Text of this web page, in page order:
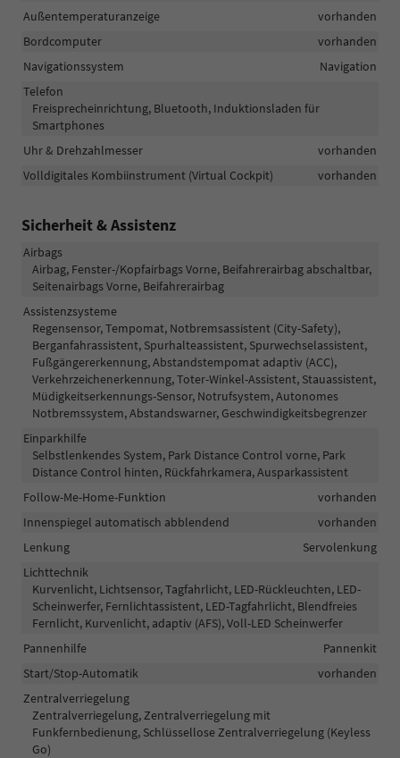
Außentemperaturanzeige
vorhanden
Bordcomputer
vorhanden
Navigationssystem
Navigation
Telefon
Freisprecheinrichtung, Bluetooth, Induktionsladen für
Smartphones
Uhr & Drehzahlmesser
vorhanden
Volldigitales Kombiinstrument (Virtual Cockpit)
vorhanden
Sicherheit & Assistenz
Airbags
Airbag, Fenster-/Kopfairbags Vorne, Beifahrerairbag abschaltbar,
Seitenairbags Vorne, Beifahrerairbag
Assistenzsysteme
Regensensor, Tempomat, Notbremsassistent (City-Safety),
Berganfahrassistent, Spurhalteassistent, Spurwechselassistent,
Fußgängererkennung, Abstandstempomat adaptiv (ACC),
Verkehrzeichenerkennung, Toter-Winkel-Assistent, Stauassistent,
Müdigkeitserkennungs-Sensor, Notrufsystem, Autonomes
Notbremssystem, Abstandswarner, Geschwindigkeitsbegrenzer
Einparkhilfe
Selbstlenkendes System, Park Distance Control vorne, Park
Distance Control hinten, Rückfahrkamera, Ausparkassistent
Follow-Me-Home-Funktion
vorhanden
Innenspiegel automatisch abblendend
vorhanden
Lenkung
Servolenkung
Lichttechnik
Kurvenlicht, Lichtsensor, Tagfahrlicht, LED-Rückleuchten, LED-
Scheinwerfer, Fernlichtassistent, LED-Tagfahrlicht, Blendfreies
Fernlicht, Kurvenlicht, adaptiv (AFS), Voll-LED Scheinwerfer
Pannenhilfe
Pannenkit
Start/Stop-Automatik
vorhanden
Zentralverriegelung
Zentralverriegelung, Zentralverriegelung mit
Funkfernbedienung, Schlüssellose Zentralverriegelung (Keyless
Go)